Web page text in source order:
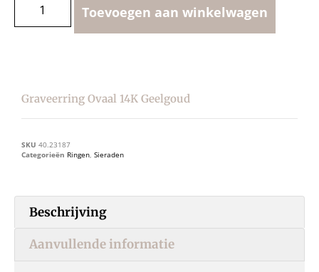
Toevoegen aan winkelwagen
Graveerring Ovaal 14K Geelgoud
SKU 40.23187
Categorieën Ringen, Sieraden
Beschrijving
Aanvullende informatie